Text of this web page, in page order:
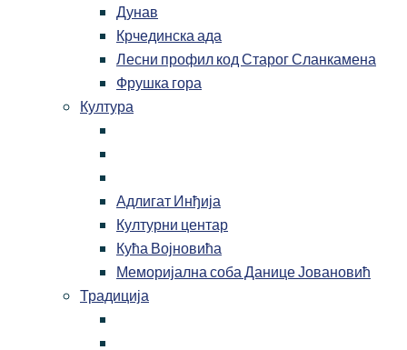
Дунав
Крчединска ада
Лесни профил код Старог Сланкамена
Фрушка гора
Култура
Адлигат Инђија
Културни центар
Кућа Војновића
Меморијална соба Данице Јовановић
Традиција